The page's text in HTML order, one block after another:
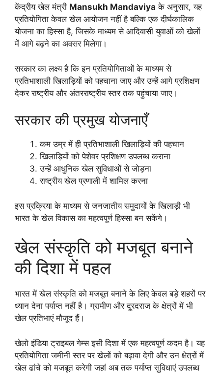
केंद्रीय खेल मंत्री Mansukh Mandaviya के अनुसार, यह
प्रतियोगिता केवल खेल आयोजन नहीं है बल्कि एक दीर्घकालिक
योजना का हिस्सा है, जिसके माध्यम से आदिवासी युवाओं को खेलों
में आगे बढ़ने का अवसर मिलेगा।
सरकार का लक्ष्य है कि इन प्रतियोगिताओं के माध्यम से
प्रतिभाशाली खिलाड़ियों को पहचाना जाए और उन्हें आगे प्रशिक्षण
देकर राष्ट्रीय और अंतरराष्ट्रीय स्तर तक पहुंचाया जाए।
सरकार की प्रमुख योजनाएँ
कम उम्र में ही प्रतिभाशाली खिलाड़ियों की पहचान
खिलाड़ियों को पेशेवर प्रशिक्षण उपलब्ध कराना
उन्हें आधुनिक खेल सुविधाओं से जोड़ना
राष्ट्रीय खेल प्रणाली में शामिल करना
इस प्रक्रिया के माध्यम से जनजातीय समुदायों के खिलाड़ी भी
भारत के खेल विकास का महत्वपूर्ण हिस्सा बन सकेंगे।
खेल संस्कृति को मजबूत बनाने
की दिशा में पहल
भारत में खेल संस्कृति को मजबूत बनाने के लिए केवल बड़े शहरों पर
ध्यान देना पर्याप्त नहीं है। ग्रामीण और दूरदराज के क्षेत्रों में भी
खेल प्रतिभाएं मौजूद हैं।
खेलो इंडिया ट्राइबल गेम्स इसी दिशा में एक महत्वपूर्ण कदम है। यह
प्रतियोगिता जमीनी स्तर पर खेलों को बढ़ावा देगी और उन क्षेत्रों में
खेल ढांचे को मजबूत करेगी जहां अब तक पर्याप्त सुविधाएं उपलब्ध